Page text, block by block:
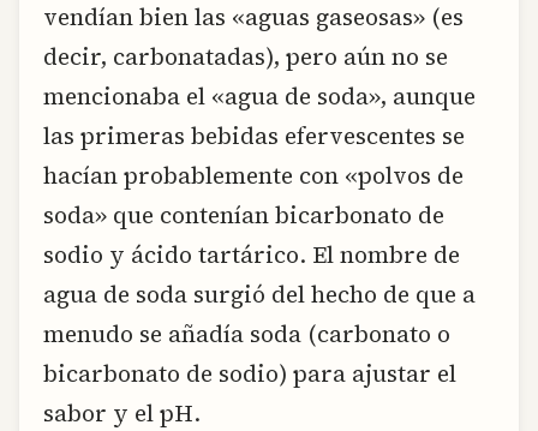
vendían bien las «aguas gaseosas» (es
decir, carbonatadas), pero aún no se
mencionaba el «agua de soda», aunque
las primeras bebidas efervescentes se
hacían probablemente con «polvos de
soda» que contenían bicarbonato de
sodio y ácido tartárico. El nombre de
agua de soda surgió del hecho de que a
menudo se añadía soda (carbonato o
bicarbonato de sodio) para ajustar el
sabor y el pH.